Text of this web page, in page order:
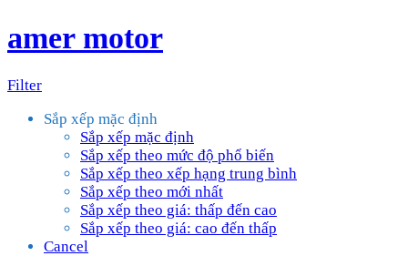
amer motor
Filter
Sắp xếp mặc định
Sắp xếp mặc định
Sắp xếp theo mức độ phổ biến
Sắp xếp theo xếp hạng trung bình
Sắp xếp theo mới nhất
Sắp xếp theo giá: thấp đến cao
Sắp xếp theo giá: cao đến thấp
Cancel